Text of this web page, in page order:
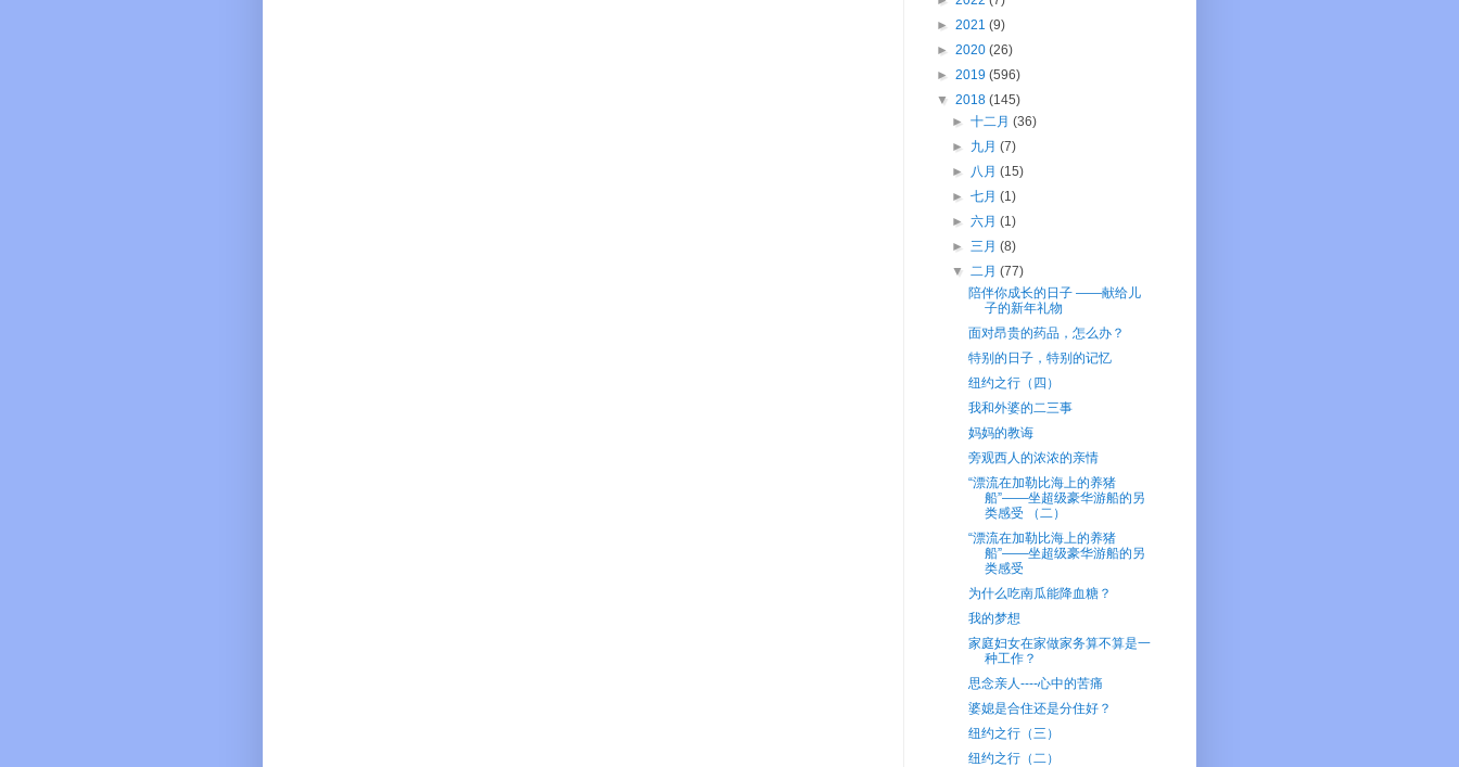
► 2021 (9)
► 2020 (26)
► 2019 (596)
▼ 2018 (145)
►十二月(36)
► 九月(7)
► 八月(15)
►七月(1)
►六月(1)
►三月(8)
▼二月(77)
陪伴你成长的日子 ——献给儿
子的新年礼物
面对昂贵的药品，怎么办？
特别的日子，特别的记忆
纽约之行（四）
我和外婆的二三事
妈妈的教诲
旁观西人的浓浓的亲情
“漂流在加勒比海上的养猪
船”——坐超级豪华游船的另
类感受 （二）
“漂流在加勒比海上的养猪
船”——坐超级豪华游船的另
类感受
为什么吃南瓜能降血糖？
我的梦想
家庭妇女在家做家务算不算是一
种工作？
思念亲人----心中的苦痛
婆媳是合住还是分住好？
纽约之行（三）
纽约之行（二）